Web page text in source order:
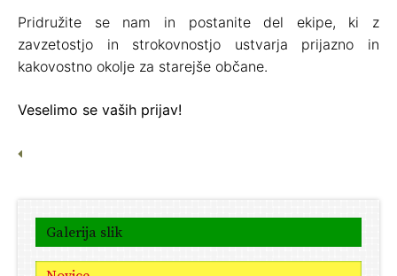
Pridružite se nam in postanite del ekipe, ki z
zavzetostjo in strokovnostjo ustvarja prijazno in
kakovostno okolje za starejše občane.
Veselimo se vaših prijav!
Galerija slik